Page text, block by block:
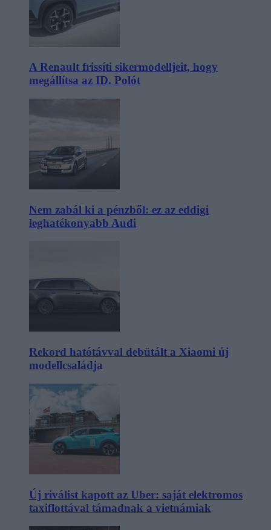
A Renault frissíti sikermodelljeit, hogy
megállítsa az ID. Polót
Nem zabál ki a pénzből: ez az eddigi
leghatékonyabb Audi
Rekord hatótávval debütált a Xiaomi új
modellcsaládja
Új riválist kapott az Uber: saját elektromos
taxiflottával támadnak a vietnámiak